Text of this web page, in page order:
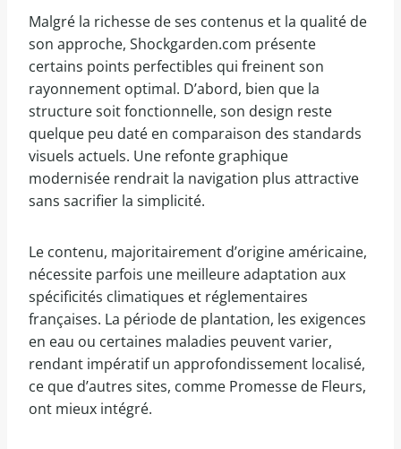
Malgré la richesse de ses contenus et la qualité de
son approche, Shockgarden.com présente
certains points perfectibles qui freinent son
rayonnement optimal. D’abord, bien que la
structure soit fonctionnelle, son design reste
quelque peu daté en comparaison des standards
visuels actuels. Une refonte graphique
modernisée rendrait la navigation plus attractive
sans sacrifier la simplicité.
Le contenu, majoritairement d’origine américaine,
nécessite parfois une meilleure adaptation aux
spécificités climatiques et réglementaires
françaises. La période de plantation, les exigences
en eau ou certaines maladies peuvent varier,
rendant impératif un approfondissement localisé,
ce que d’autres sites, comme Promesse de Fleurs,
ont mieux intégré.